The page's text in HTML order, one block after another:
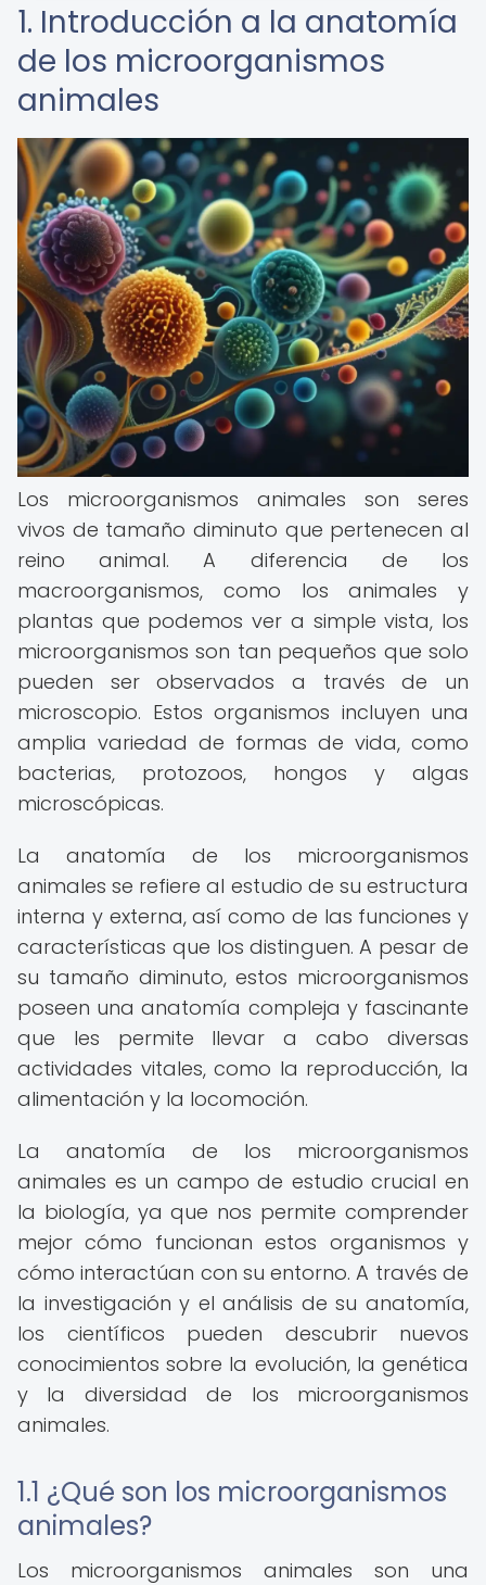
1. Introducción a la anatomía
de los microorganismos
animales
Los microorganismos animales son seres
vivos de tamaño diminuto que pertenecen al
reino animal. A diferencia de los
macroorganismos, como los animales y
plantas que podemos ver a simple vista, los
microorganismos son tan pequeños que solo
pueden ser observados a través de un
microscopio. Estos organismos incluyen una
amplia variedad de formas de vida, como
bacterias, protozoos, hongos y algas
microscópicas.
La anatomía de los microorganismos
animales se refiere al estudio de su estructura
interna y externa, así como de las funciones y
características que los distinguen. A pesar de
su tamaño diminuto, estos microorganismos
poseen una anatomía compleja y fascinante
que les permite llevar a cabo diversas
actividades vitales, como la reproducción, la
alimentación y la locomoción.
La anatomía de los microorganismos
animales es un campo de estudio crucial en
la biología, ya que nos permite comprender
mejor cómo funcionan estos organismos y
cómo interactúan con su entorno. A través de
la investigación y el análisis de su anatomía,
los científicos pueden descubrir nuevos
conocimientos sobre la evolución, la genética
y la diversidad de los microorganismos
animales.
1.1 ¿Qué son los microorganismos
animales?
Los microorganismos animales son una